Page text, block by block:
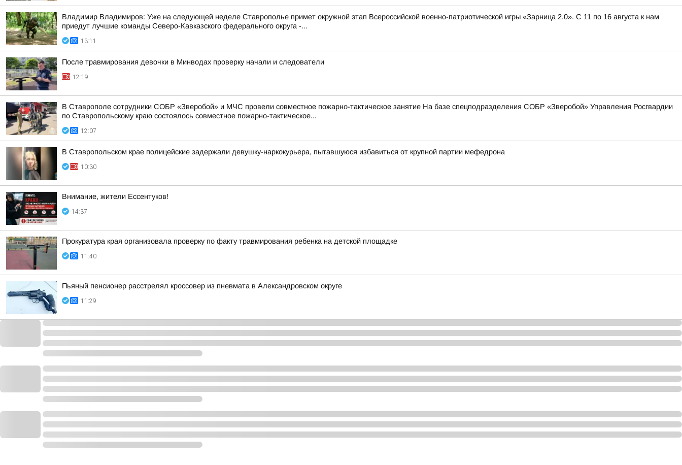
Владимир Владимиров: Уже на следующей неделе Ставрополье примет окружной этап Всероссийской военно-патриотической игры «Зарница 2.0». С 11 по 16 августа к нам
приедут лучшие команды Северо-Кавказского федерального округа -...
13:11
После травмирования девочки в Минводах проверку начали и следователи
12:19
В Ставрополе сотрудники СОБР «Зверобой» и МЧС провели совместное пожарно-тактическое занятие На базе спецподразделения СОБР «Зверобой» Управления Росгвардии
по Ставропольскому краю состоялось совместное пожарно-тактическое...
12:07
В Ставропольском крае полицейские задержали девушку-наркокурьера, пытавшуюся избавиться от крупной партии мефедрона
10:30
Внимание, жители Ессентуков!
14:37
Прокуратура края организовала проверку по факту травмирования ребенка на детской площадке
11:40
Пьяный пенсионер расстрелял кроссовер из пневмата в Александровском округе
11:29